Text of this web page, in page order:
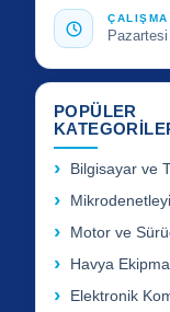
ÇALIŞMA
POPÜLER
Bilgisayar ve
Motor ve
Havya
Elektronik